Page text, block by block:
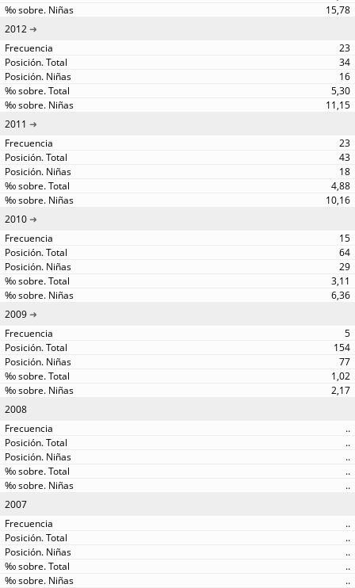
15,78
2012
23
34
16
5,30
11,15
2011
23
43
18
4,88
10,16
2010
15
64
29
3,11
6,36
2009
5
154
77
1,02
2,17
2008
..
..
..
..
..
2007
..
..
..
..
..